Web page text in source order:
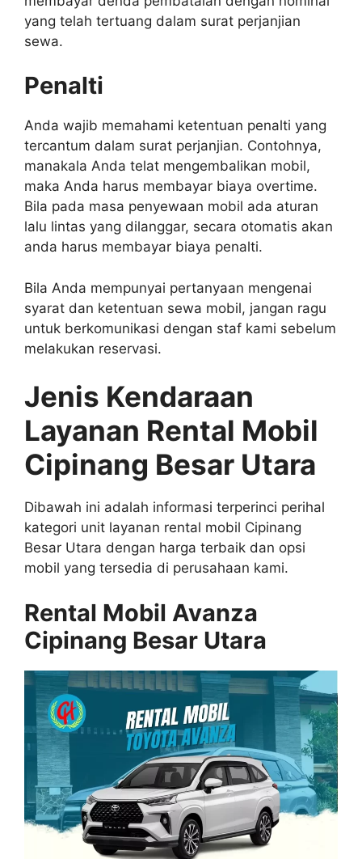
yang telah tertuang dalam surat perjanjian
sewa.
Penalti
Anda wajib memahami ketentuan penalti yang
tercantum dalam surat perjanjian. Contohnya,
manakala Anda telat mengembalikan mobil,
maka Anda harus membayar biaya overtime.
Bila pada masa penyewaan mobil ada aturan
lalu lintas yang dilanggar, secara otomatis akan
anda harus membayar biaya penalti.
Bila Anda mempunyai pertanyaan mengenai
syarat dan ketentuan sewa mobil, jangan ragu
untuk berkomunikasi dengan staf kami sebelum
melakukan reservasi.
Jenis Kendaraan
Layanan Rental Mobil
Cipinang Besar Utara
Dibawah ini adalah informasi terperinci perihal
kategori unit layanan rental mobil Cipinang
Besar Utara dengan harga terbaik dan opsi
mobil yang tersedia di perusahaan kami.
Rental Mobil Avanza
Cipinang Besar Utara